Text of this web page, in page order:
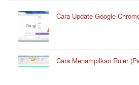
Cara Update Google
Cara Menampilkan Ruler